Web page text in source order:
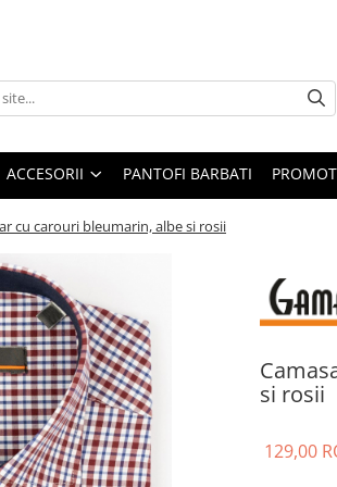
ACCESORII PANTOFI BARBATI
cu carouri bleumarin, albe si rosii
si rosii
129,00